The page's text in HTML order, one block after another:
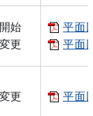
始
更
平面
平面
更 平面